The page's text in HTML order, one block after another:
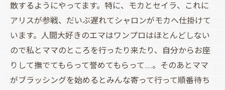
散するようにやってます。特に、モカとセイラ、これに
アリスが参戦、だいぶ遅れてシャロンがモカへ仕掛けて
います。人間大好きのエマはワンプロはほとんどしない
ので私とママのところを行ったり来たり、自分からお座
りして撫でてもらって誉めてもらって.....。そのあとママ
がブラッシングを始めるとみんな寄って行って順番待ち